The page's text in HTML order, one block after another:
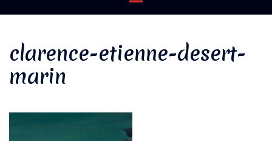
clarence-etienne-desert-
marin